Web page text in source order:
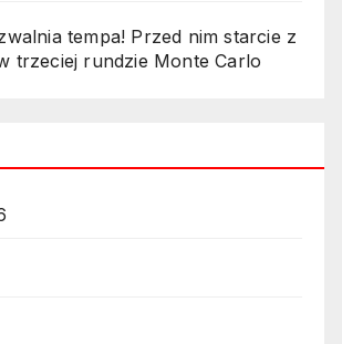
tempa! Przed nim starcie z
trzeciej rundzie Monte Carlo